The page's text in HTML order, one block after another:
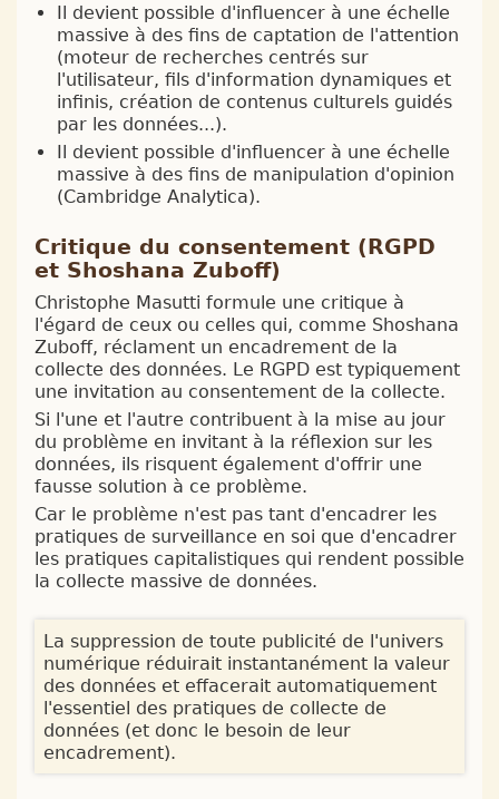
Il devient possible d'influencer à une échelle
massive à des fins de captation de l'attention
(moteur de recherches centrés sur
l'utilisateur, fils d'information dynamiques et
infinis, création de contenus culturels guidés
par les données...).
Il devient possible d'influencer à une échelle
massive à des fins de manipulation d'opinion
(Cambridge Analytica).
Critique du consentement (RGPD
et Shoshana Zuboff)
Christophe Masutti formule une critique à
l'égard de ceux ou celles qui, comme Shoshana
Zuboff, réclament un encadrement de la
collecte des données. Le RGPD est typiquement
une invitation au consentement de la collecte.
Si l'une et l'autre contribuent à la mise au jour
du problème en invitant à la réflexion sur les
données, ils risquent également d'offrir une
fausse solution à ce problème.
Car le problème n'est pas tant d'encadrer les
pratiques de surveillance en soi que d'encadrer
les pratiques capitalistiques qui rendent possible
la collecte massive de données.
La suppression de toute publicité de l'univers
numérique réduirait instantanément la valeur
des données et effacerait automatiquement
l'essentiel des pratiques de collecte de
données (et donc le besoin de leur
encadrement).